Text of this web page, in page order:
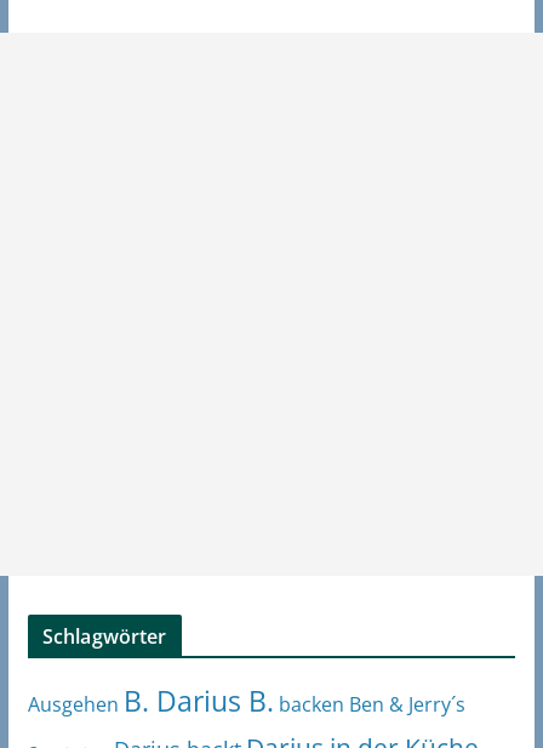
Schlagwörter
Ausgehen B. Darius B. backen Ben & Jerry´s